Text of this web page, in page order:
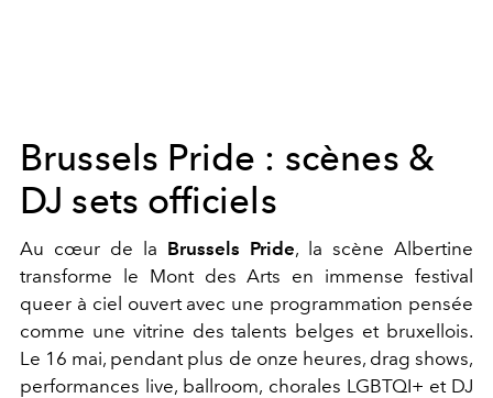
Brussels Pride : scènes &
DJ sets officiels
Au cœur de la Brussels Pride, la scène Albertine
transforme le Mont des Arts en immense festival
queer à ciel ouvert avec une programmation pensée
comme une vitrine des talents belges et bruxellois.
Le 16 mai, pendant plus de onze heures, drag shows,
performances live, ballroom, chorales LGBTQI+ et DJ